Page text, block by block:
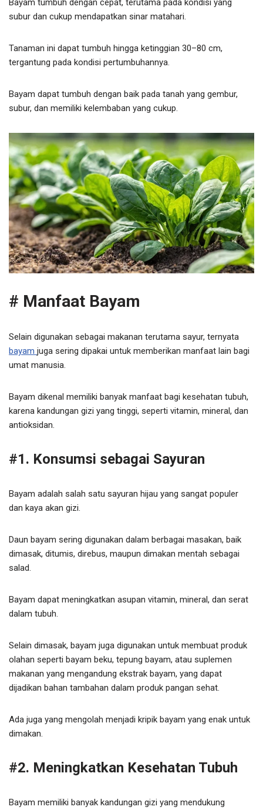
Bayam tumbuh dengan cepat, terutama pada kondisi yang
subur dan cukup mendapatkan sinar matahari.
Tanaman ini dapat tumbuh hingga ketinggian 30–80 cm,
tergantung pada kondisi pertumbuhannya.
Bayam dapat tumbuh dengan baik pada tanah yang gembur,
subur, dan memiliki kelembaban yang cukup.
# Manfaat Bayam
Selain digunakan sebagai makanan terutama sayur, ternyata
bayam juga sering dipakai untuk memberikan manfaat lain bagi
umat manusia.
Bayam dikenal memiliki banyak manfaat bagi kesehatan tubuh,
karena kandungan gizi yang tinggi, seperti vitamin, mineral, dan
antioksidan.
#1. Konsumsi sebagai Sayuran
Bayam adalah salah satu sayuran hijau yang sangat populer
dan kaya akan gizi.
Daun bayam sering digunakan dalam berbagai masakan, baik
dimasak, ditumis, direbus, maupun dimakan mentah sebagai
salad.
Bayam dapat meningkatkan asupan vitamin, mineral, dan serat
dalam tubuh.
Selain dimasak, bayam juga digunakan untuk membuat produk
olahan seperti bayam beku, tepung bayam, atau suplemen
makanan yang mengandung ekstrak bayam, yang dapat
dijadikan bahan tambahan dalam produk pangan sehat.
Ada juga yang mengolah menjadi kripik bayam yang enak untuk
dimakan.
#2. Meningkatkan Kesehatan Tubuh
Bayam memiliki banyak kandungan gizi yang mendukung